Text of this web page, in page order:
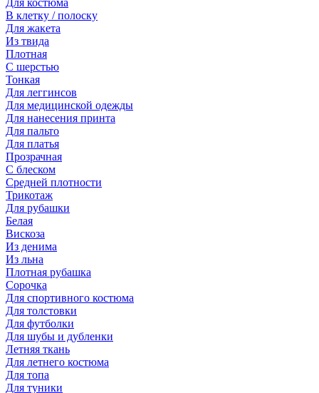
Для костюма
В клетку / полоску
Для жакета
Из твида
Плотная
С шерстью
Тонкая
Для леггинсов
Для медицинской одежды
Для нанесения принта
Для пальто
Для платья
Прозрачная
С блеском
Средней плотности
Трикотаж
Для рубашки
Белая
Вискоза
Из денима
Из льна
Плотная рубашка
Сорочка
Для спортивного костюма
Для толстовки
Для футболки
Для шубы и дубленки
Летняя ткань
Для летнего костюма
Для топа
Для туники